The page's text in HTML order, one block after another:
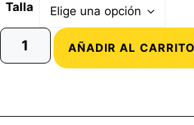
Talla
AÑADIR AL CARRITO